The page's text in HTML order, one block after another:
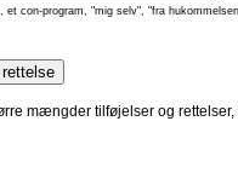
et con-program, "mig selv", "fra
mængder tilføjelser og